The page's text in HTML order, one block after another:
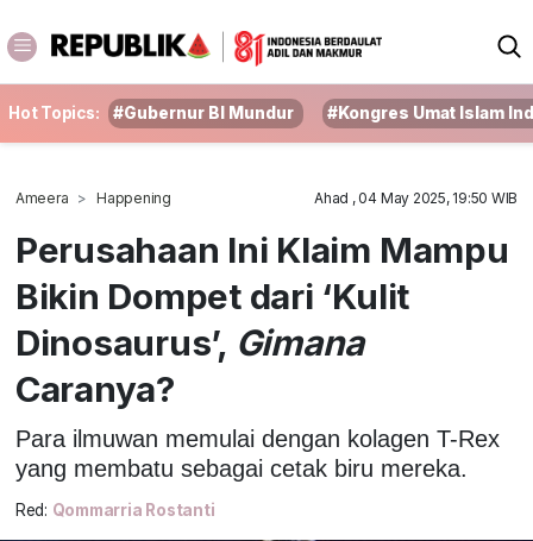
Hot Topics: #Gubernur BI Mundur #Kongres Umat Islam
Ameera Happening Ahad , 04 May 2025, 19:50 WIB
Perusahaan Ini Klaim Mampu
Bikin Dompet dari ‘Kulit
Dinosaurus’, Gimana
Caranya?
Para ilmuwan memulai dengan kolagen T-Rex
yang membatu sebagai cetak biru mereka.
Red: Qommarria Rostanti